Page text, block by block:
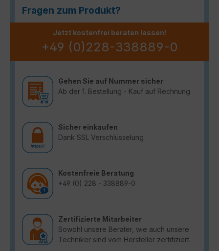
Fragen zum Produkt?
Jetzt kostenfrei beraten lassen!
+49 (0)228-338889-0
Gehen Sie auf Nummer sicher
Ab der 1. Bestellung - Kauf auf Rechnung
Sicher einkaufen
Dank SSL Verschlüsselung
Kostenfreie Beratung
+49 (0) 228 - 338889-0
Zertifizierte Mitarbeiter
Sowohl unsere Berater, wie auch unsere
Techniker sind vom Hersteller zertifiziert.